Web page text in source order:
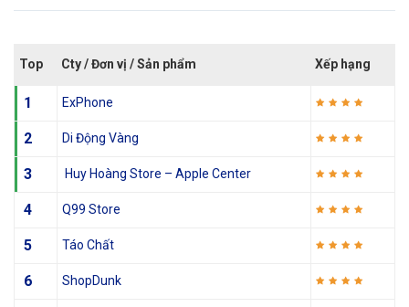
Top Cty / Đơn vị / Sản phẩm Xếp hạng
1 ExPhone
2 Di Động Vàng
3 Huy Hoàng Store – Apple Center
4 Q99 Store
5 Táo Chất
6 ShopDunk